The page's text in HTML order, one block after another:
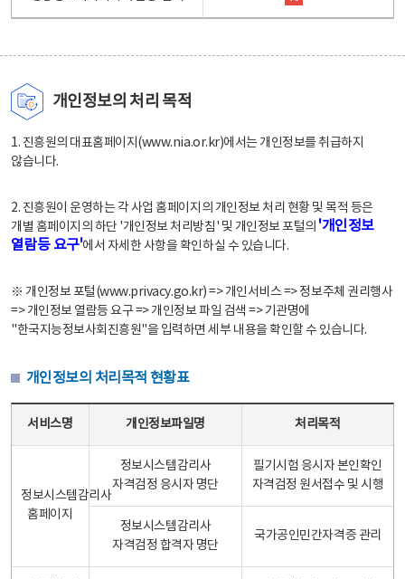
개인정보의 처리 목적
1. 진흥원의 대표홈페이지(www.nia.or.kr)에서는 개인정보를 취급하지
않습니다.
2. 진흥원이 운영하는 각 사업 홈페이지의 개인정보 처리 현황 및 목적 등은
개별 홈페이지의 하단 '개인정보 처리방침' 및 개인정보 포털의 '개인정보
열람등 요구'에서 자세한 사항을 확인하실 수 있습니다.
※ 개인정보 포털(www.privacy.go.kr) => 개인서비스 => 정보주체 권리행사
=> 개인정보 열람등 요구 => 개인정보 파일 검색 => 기관명에
"한국지능정보사회진흥원"을 입력하면 세부 내용을 확인할 수 있습니다.
개인정보의 처리목적 현황표
서비스명 개인정보파일명 처리목적
정보시스템감리사
홈페이지
정보시스템감리사
자격검정 응시자 명단
필기시험 응시자 본인확인
자격검정 원서접수 및 시행
정보시스템감리사
자격검정 합격자 명단
국가공인민간자격증 관리